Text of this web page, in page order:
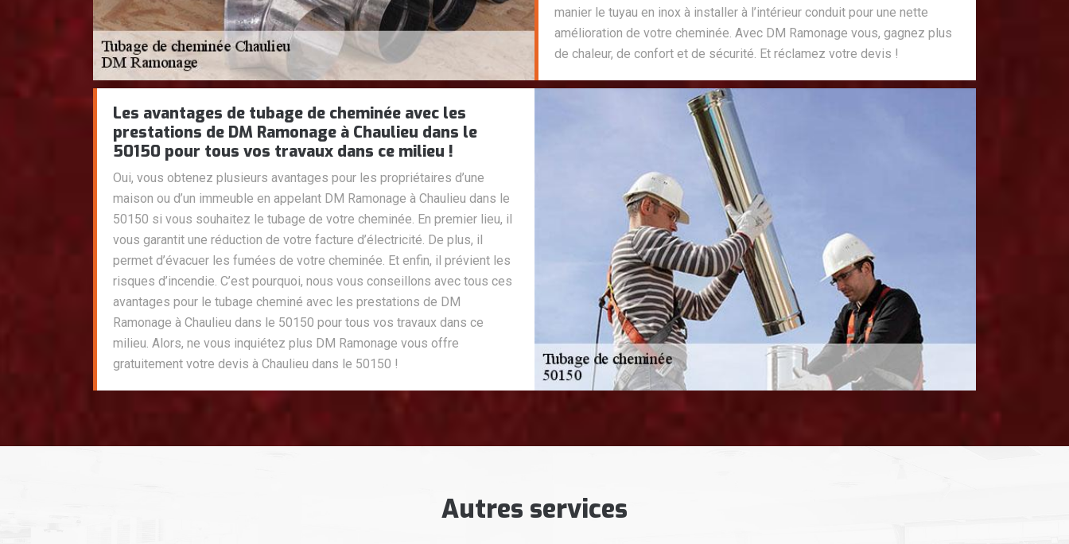
manier le tuyau en inox à installer à l’intérieur conduit pour une nette
amélioration de votre cheminée. Avec DM Ramonage vous, gagnez plus
de chaleur, de confort et de sécurité. Et réclamez votre devis !
Les avantages de tubage de cheminée avec les
prestations de DM Ramonage à Chaulieu dans le
50150 pour tous vos travaux dans ce milieu !
Oui, vous obtenez plusieurs avantages pour les propriétaires d’une
maison ou d’un immeuble en appelant DM Ramonage à Chaulieu dans le
50150 si vous souhaitez le tubage de votre cheminée. En premier lieu, il
vous garantit une réduction de votre facture d’électricité. De plus, il
permet d’évacuer les fumées de votre cheminée. Et enfin, il prévient les
risques d’incendie. C’est pourquoi, nous vous conseillons avec tous ces
avantages pour le tubage cheminé avec les prestations de DM
Ramonage à Chaulieu dans le 50150 pour tous vos travaux dans ce
milieu. Alors, ne vous inquiétez plus DM Ramonage vous offre
gratuitement votre devis à Chaulieu dans le 50150 !
Autres services